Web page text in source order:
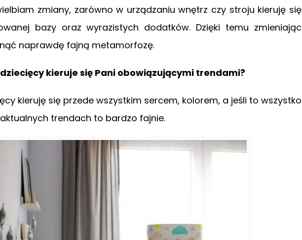
zmiany, zarówno w urządzaniu wnętrz czy stroju kieruję się
bazy oraz wyrazistych dodatków. Dzięki temu zmieniając
naprawdę fajną metamorfozę.
kieruje się Pani obowiązującymi trendami?
kieruję się przede wszystkim sercem, kolorem, a jeśli to wszystko
trendach to bardzo fajnie.